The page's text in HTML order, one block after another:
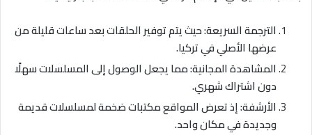
الترجمة السريعة: حيث يتم توفير الحلقات بعد ساعات قليلة من
عرضها الأصلي في تركيا.
المشاهدة المجانية: مما يجعل الوصول إلى المسلسلات سهلًا
دون اشتراك شهري.
الأرشفة: إذ تعرض المواقع مكتبات ضخمة لمسلسلات قديمة
وجديدة في مكان واحد.